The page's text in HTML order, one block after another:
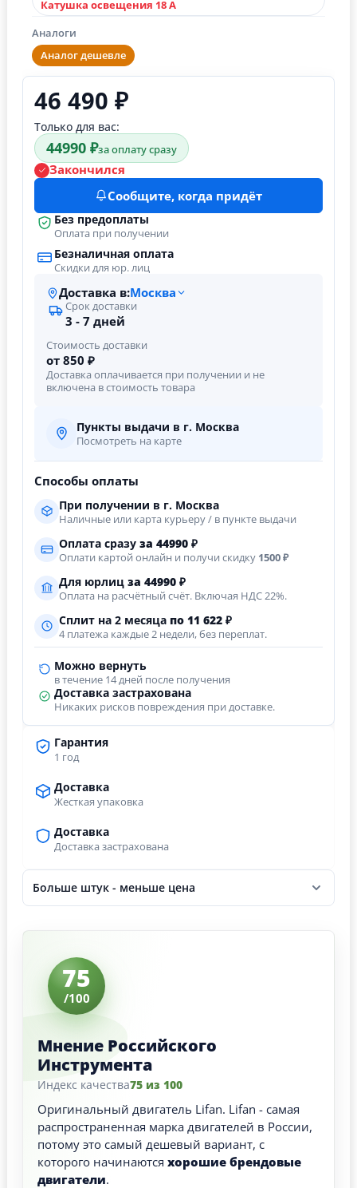
Катушка освещения 18 А
Аналоги
Аналог дешевле
Гарантия
1 год
Доставка
Жесткая упаковка
Доставка
Доставка застрахована
Больше штук - меньше цена
46 490 ₽
Только для вас:
44990 ₽за оплату сразу
Закончился
Сообщите, когда придёт
Без предоплаты
Оплата при получении
Безналичная оплата
Скидки для юр. лиц
Доставка в:Москва
Срок доставки
3 - 7 дней
Стоимость доставки
от 850 ₽
Доставка оплачивается при получении и не
включена в стоимость товара
Пункты выдачи в г. Москва
Посмотреть на карте
Способы оплаты
При получении в г. Москва
Наличные или карта курьеру / в пункте выдачи
Оплата сразу за 44990 ₽
Оплати картой онлайн и получи скидку 1500 ₽
Для юрлиц за 44990 ₽
Оплата на расчётный счёт. Включая НДС 22%.
Сплит на 2 месяца по 11 622 ₽
4 платежа каждые 2 недели, без переплат.
Можно вернуть
в течение 14 дней после получения
Доставка застрахована
Никаких рисков повреждения при доставке.
75
/100
Мнение Российского
Инструмента
Индекс качества75 из 100
Оригинальный двигатель Lifan. Lifan - самая
распространенная марка двигателей в России,
потому это самый дешевый вариант, с
которого начинаются хорошие брендовые
двигатели.